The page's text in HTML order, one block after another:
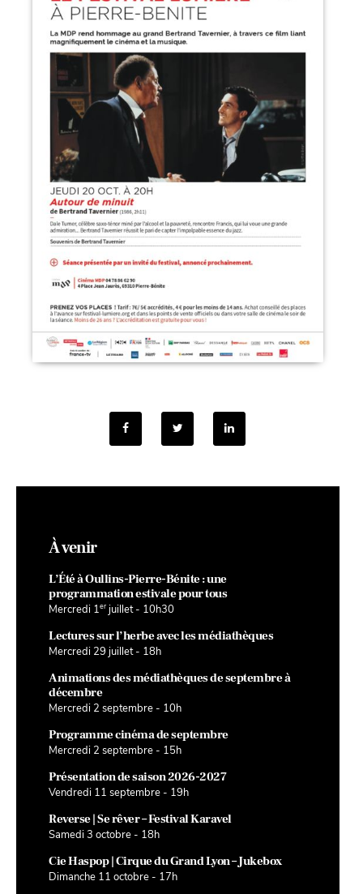
À venir
L’Été à Oullins-Pierre-Bénite : une
programmation estivale pour tous
Mercredi 1er juillet - 10h30
Lectures sur l’herbe avec les médiathèques
Mercredi 29 juillet - 18h
Animations des médiathèques de septembre à
décembre
Mercredi 2 septembre - 10h
Programme cinéma de septembre
Mercredi 2 septembre - 15h
Présentation de saison 2026-2027
Vendredi 11 septembre - 19h
Reverse | Se rêver – Festival Karavel
Samedi 3 octobre - 18h
Cie Haspop | Cirque du Grand Lyon – Jukebox
Dimanche 11 octobre - 17h